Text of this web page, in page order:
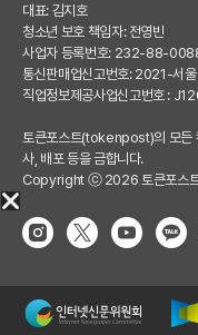
대표: 김지호
청소년 보호 책임자: 전영빈
사업자 등록번호: 232-88-
통신판매업신고번호: 2021-서
직업정보제공사업신고번호 :
토큰포스트(tokenpost)의 모든
사, 배포 등을 금합니다.
Copyright ⓒ 2026 토큰포스